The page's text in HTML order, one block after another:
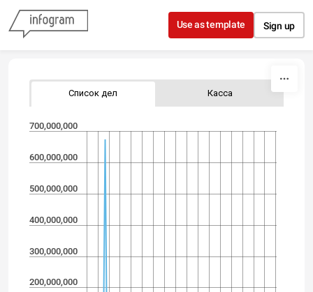
Skip to content
Use as template Sign up
Список дел Касса
200,000,000
300,000,000
400,000,000
500,000,000
600,000,000
700,000,000